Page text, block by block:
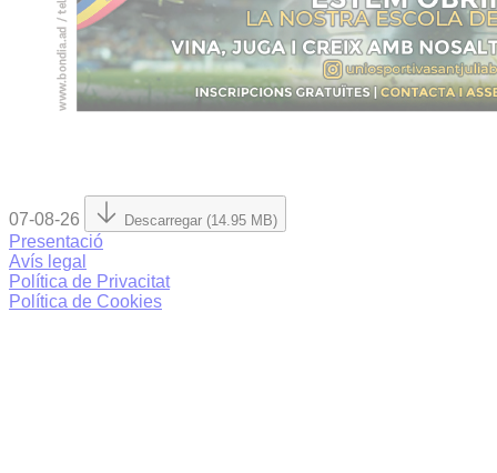
07-08-26 Descarregar (14.95 MB)
Presentació
Avís legal
Política de Privacitat
Política de Cookies